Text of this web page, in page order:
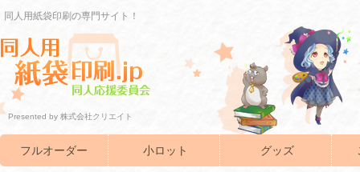
同人用紙袋印刷の専門サイト！
Presented by 株式会社クリエイト
フルオーダー 小ロット グッズ